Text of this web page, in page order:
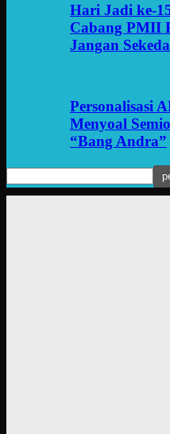
Hari Jadi ke-
Cabang PMII
Jangan
Personalisasi
Menyoal
“Bang Andra”